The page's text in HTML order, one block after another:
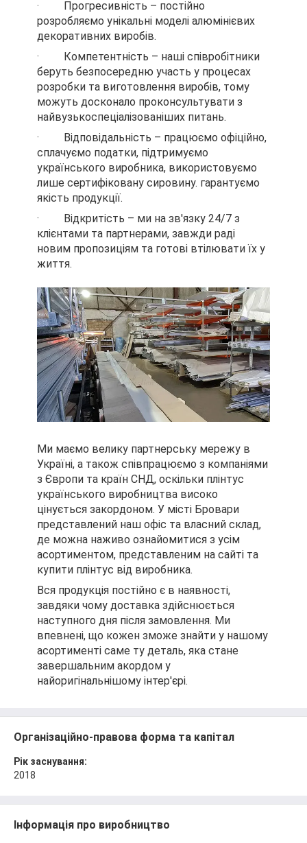
· Прогресивність – постійно
розробляємо унікальні моделі алюмінієвих
декоративних виробів.
· Компетентність – наші співробітники
беруть безпосередню участь у процесах
розробки та виготовлення виробів, тому
можуть досконало проконсультувати з
найвузькоспеціалізованіших питань.
· Відповідальність – працюємо офіційно,
сплачуємо податки, підтримуємо
українського виробника, використовуємо
лише сертифіковану сировину. гарантуємо
якість продукції.
· Відкритість – ми на зв'язку 24/7 з
клієнтами та партнерами, завжди раді
новим пропозиціям та готові втілювати їх у
життя.
Ми маємо велику партнерську мережу в
Україні, а також співпрацюємо з компаніями
з Європи та країн СНД, оскільки плінтус
українського виробництва високо
цінується закордоном. У місті Бровари
представлений наш офіс та власний склад,
де можна наживо ознайомитися з усім
асортиментом, представленим на сайті та
купити плінтус від виробника.
Вся продукція постійно є в наявності,
завдяки чому доставка здійснюється
наступного дня після замовлення. Ми
впевнені, що кожен зможе знайти у нашому
асортименті саме ту деталь, яка стане
завершальним акордом у
найоригінальнішому інтер'єрі.
Організаційно-правова форма та капітал
Рік заснування:
2018
Інформація про виробництво